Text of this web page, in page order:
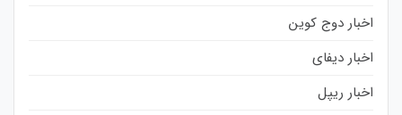
اخبار دوج کوین
اخبار دیفای
اخبار ریپل